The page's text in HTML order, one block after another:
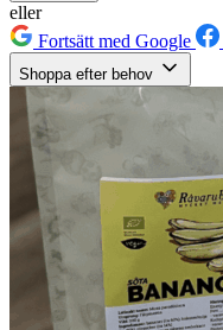
eller
Fortsätt med Google
Shoppa efter behov